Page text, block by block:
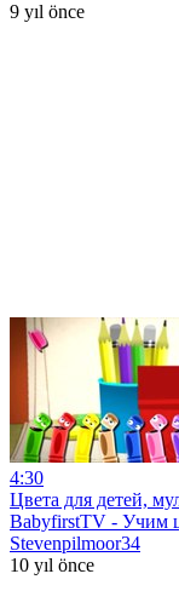
9 yıl önce
4:30
Цвета для детей,
BabyfirstTV - Учим
Stevenpilmoor34
10 yıl önce